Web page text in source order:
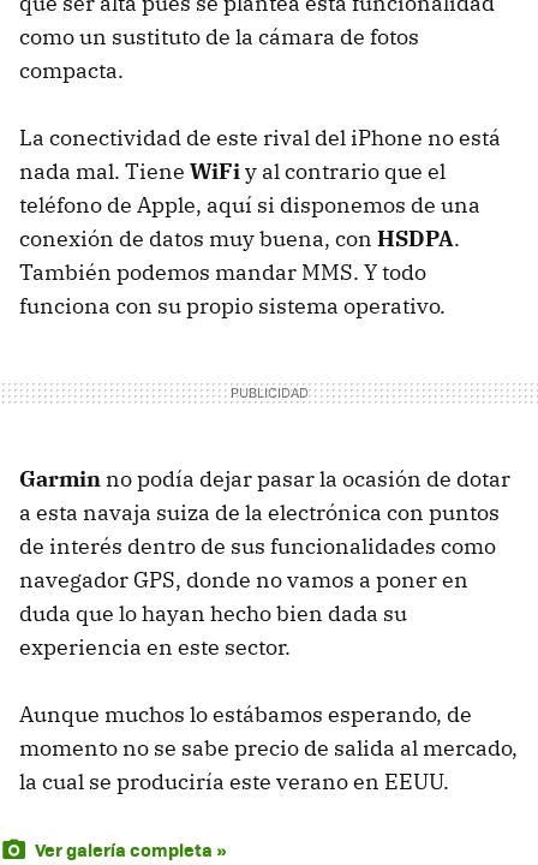
como un sustituto de la cámara de fotos
compacta.
La conectividad de este rival del iPhone no está
nada mal. Tiene WiFiy al contrario que el
teléfono de Apple, aquí si disponemos de una
conexión de datos muy buena, con HSDPA.
También podemos mandar MMS. Y todo
funciona con su propio sistema operativo.
Garmin no podía dejar pasar la ocasión de dotar
a esta navaja suiza de la electrónica con puntos
de interés dentro de sus funcionalidades como
navegador GPS, donde no vamos a poner en
duda que lo hayan hecho bien dada su
experiencia en este sector.
Aunque muchos lo estábamos esperando, de
momento no se sabe precio de salida al mercado,
la cual se produciría este verano en EEUU.
Ver galería completa »